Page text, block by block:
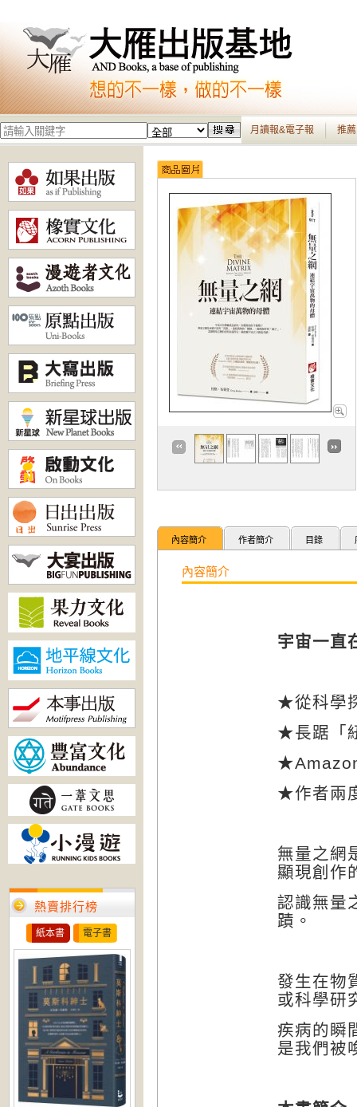
月讀報&電子報 推
熱賣排行榜
紙本書 電子書
內容簡介 作者簡介 目錄
內容簡介
宇宙一直
★從科學
★長踞「
★
★作者兩
無量之網
顯現創作
認識無量
蹟。
發生在物
或科學研
疾病的瞬
是我們被